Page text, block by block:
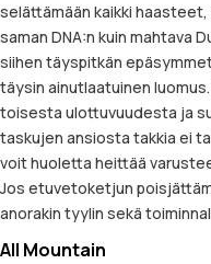
selättämään kaikki
saman DNA:n kuin mahtava
siihen täyspitkän
täysin ainutlaatuinen
toisesta ulottuvuudesta ja
taskujen ansiosta takkia ei
voit huoletta heittää
Jos etuvetoketjun
anorakin tyylin sekä
All Mountain